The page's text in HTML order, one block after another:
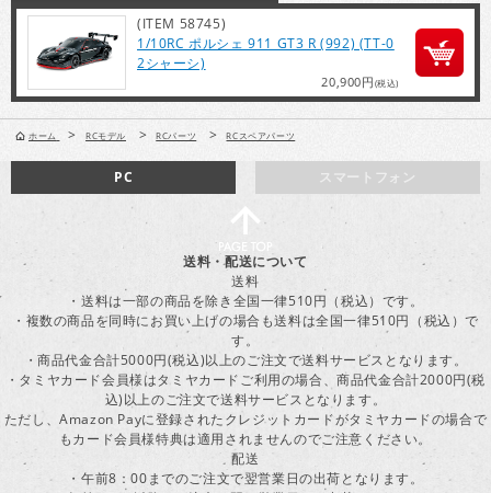
(ITEM 58745)
1/10RC ポルシェ 911 GT3 R (992) (TT-0
2シャーシ)
20,900円(税込)
ホーム > RCモデル > RCパーツ > RCスペアパーツ
スマートフォン
PC
送料・配送について
送料
・送料は一部の商品を除き全国一律510円（税込）です。
・複数の商品を同時にお買い上げの場合も送料は全国一律510円（税込）で
す。
・商品代金合計5000円(税込)以上のご注文で送料サービスとなります。
・タミヤカード会員様はタミヤカードご利用の場合、商品代金合計2000円(税
込)以上のご注文で送料サービスとなります。
ただし、Amazon Payに登録されたクレジットカードがタミヤカードの場合で
もカード会員様特典は適用されませんのでご注意ください。
配送
・午前8：00までのご注文で翌営業日の出荷となります。